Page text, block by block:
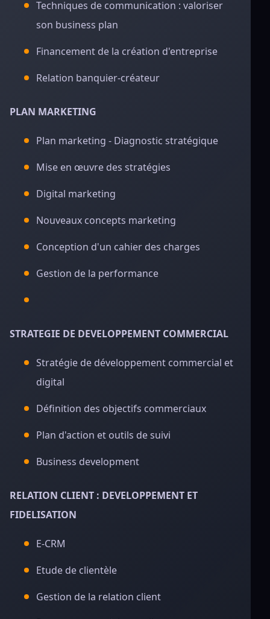
Techniques de communication : valoriser
son business plan
Financement de la création d'entreprise
Relation banquier-créateur
PLAN MARKETING
Plan marketing - Diagnostic stratégique
Mise en œuvre des stratégies
Digital marketing
Nouveaux concepts marketing
Conception d'un cahier des charges
Gestion de la performance
STRATEGIE DE DEVELOPPEMENT COMMERCIAL
Stratégie de développement commercial et
digital
Définition des objectifs commerciaux
Plan d'action et outils de suivi
Business development
RELATION CLIENT : DEVELOPPEMENT ET
FIDELISATION
E-CRM
Etude de clientèle
Gestion de la relation client